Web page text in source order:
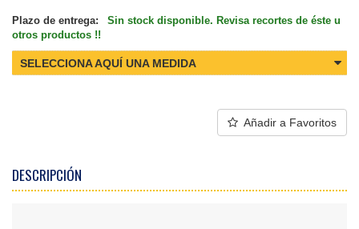
Plazo de entrega:
Sin stock disponible. Revisa recortes de éste u
otros productos !!
SELECCIONA AQUÍ UNA MEDIDA
Añadir a Favoritos
DESCRIPCIÓN